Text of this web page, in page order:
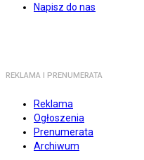
Napisz do nas
REKLAMA I PRENUMERATA
Reklama
Ogłoszenia
Prenumerata
Archiwum